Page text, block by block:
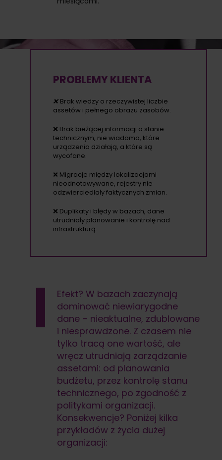
PROBLEMY KLIENTA
❌ Brak wiedzy o rzeczywistej liczbie
assetów i pełnego obrazu zasobów.
❌ Brak bieżącej informacji o stanie
technicznym, nie wiadomo, które
urządzenia działają, a które są
wycofane.
❌ Migracje między lokalizacjami
nieodnotowywane, rejestry nie
odzwierciedlały faktycznych zmian.
❌ Duplikaty i błędy w bazach, dane
utrudniały planowanie i kontrolę nad
infrastrukturą.
Efekt? W bazach zaczynają
dominować niewiarygodne
dane – nieaktualne, zdublowane
i niesprawdzone. Z czasem nie
tylko tracą one wartość, ale
wręcz utrudniają zarządzanie
assetami: od planowania
budżetu, przez kontrolę stanu
technicznego, po zgodność z
politykami organizacji.
Konsekwencje? Poniżej kilka
przykładów z życia dużej
organizacji: